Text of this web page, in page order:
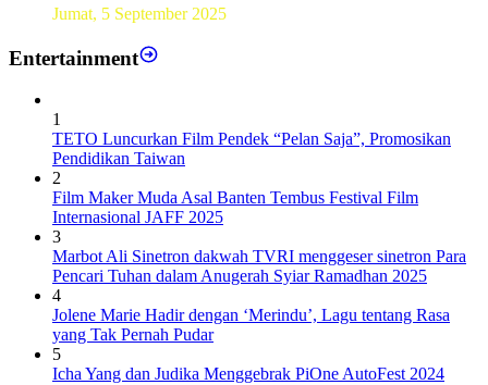
Jumat, 5 September 2025
Entertainment
1
TETO Luncurkan Film Pendek “Pelan Saja”, Promosikan
Pendidikan Taiwan
2
Film Maker Muda Asal Banten Tembus Festival Film
Internasional JAFF 2025
3
Marbot Ali Sinetron dakwah TVRI menggeser sinetron Para
Pencari Tuhan dalam Anugerah Syiar Ramadhan 2025
4
Jolene Marie Hadir dengan ‘Merindu’, Lagu tentang Rasa
yang Tak Pernah Pudar
5
Icha Yang dan Judika Menggebrak PiOne AutoFest 2024